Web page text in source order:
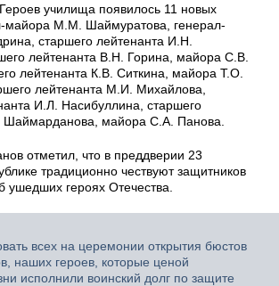
училища появилось 11 новых
майора М.М. Шаймуратова, генерал-
старшего лейтенанта И.Н.
лейтенанта В.Н. Горина, майора С.В.
лейтенанта К.В. Ситкина, майора Т.О.
лейтенанта М.И. Михайлова,
И.Л. Насибуллина, старшего
Шаймарданова, майора С.А. Панова.
отметил, что в преддверии 23
традиционно чествуют защитников
ушедших героях Отечества.
всех на церемонии открытия бюстов
наших героев, которые ценой
исполнили воинский долг по защите